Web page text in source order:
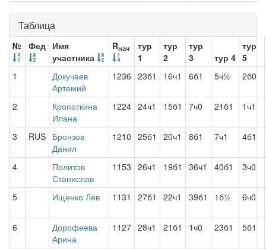
Таблица
№ Фед Имя
участника
Rнач
тур
1
тур
2
тур
3
тур 4
тур
5
1
Докучаев
Артемий
1236 23б1 16ч1 6б1 5ч½ 2б0
2
Кропоткина
Илана
1224 24ч1 15б1 7ч0 21б1 1ч1
3 RUS Бронзов
Данил
1210 25б1 20ч1 8б1 7ч1 4б1
4
Политов
Станислав
1153 26ч1 19б1 36ч1 40б1 3ч0
5 Ищенко Лев 1131 27б1 22ч1 39б1 1б½ 6ч0
6
Дорофеева
Арина
1127 28ч1 21б1 1ч0 23б1 5б1